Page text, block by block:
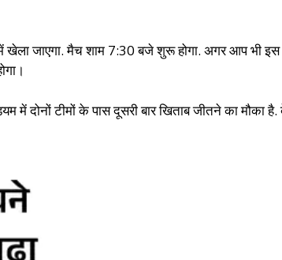
खेला जाएगा. मैच शाम 7:30 बजे शुरू होगा. अगर आप भी
में दोनों टीमों के पास दूसरी बार खिताब जीतने का मौका